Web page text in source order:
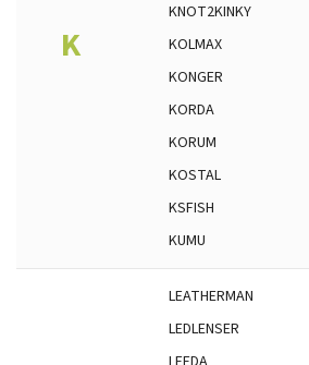
K
KNOT2KINKY
KOLMAX
KONGER
KORDA
KORUM
KOSTAL
KSFISH
KUMU
LEATHERMAN
LEDLENSER